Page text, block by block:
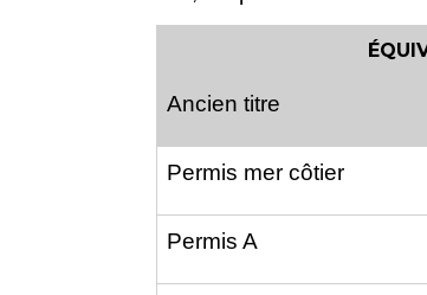
Ancien titre
Permis mer côtier
Permis A